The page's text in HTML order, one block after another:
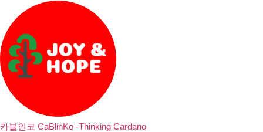
카블인코 CaBlinKo -Thinking Cardano